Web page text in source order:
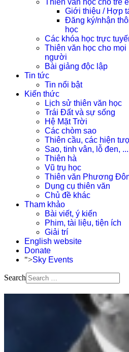
Thiên văn học cho trẻ
Giới thiệu / Hợp
Đăng ký/nhận
học
Các khóa học trực
Thiên văn học cho mọi
người
Bài giảng độc lập
Tin tức
Tin nổi bật
Kiến thức
Lịch sử thiên văn học
Trái Đất và sự sống
Hệ Mặt Trời
Các chòm sao
Thiên cầu, các hiện
Sao, tinh vân, lỗ đen, ...
Thiên hà
Vũ trụ học
Thiên văn Phương
Dụng cụ thiên văn
Chủ đề khác
Tham khảo
Bài viết, ý kiến
Phim, tài liệu, tiện ích
Giải trí
English website
Donate
">Sky Events
Search